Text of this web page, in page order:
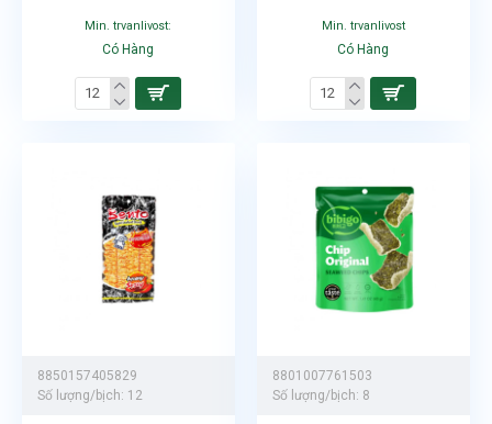
Min. trvanlivost:
Có Hàng
Min. trvanlivost
Có Hàng
8850157405829
Số lượng/bịch: 12
8801007761503
Số lượng/bịch: 8